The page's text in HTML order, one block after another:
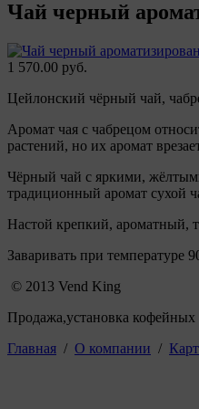
Чай черный
1 570.00 руб.
Цейлонский чёрный чай,
Аромат чая с чабрецом
растений, но их аромат
Чёрный чай с яркими,
традиционный аромат сухой
Настой крепкий, ароматный,
Заваривать при температуре
© 2013 Vend King
Продажа,установка кофейных
Главная / О компании /